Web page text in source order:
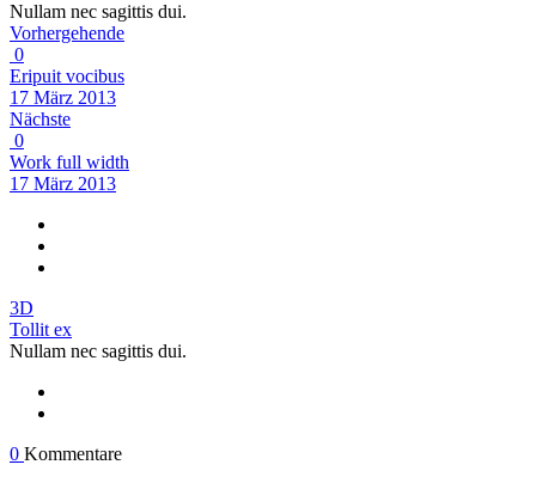
Nullam nec sagittis dui.
Vorhergehende
0
Eripuit vocibus
17 März 2013
Nächste
0
Work full width
17 März 2013
3D
Tollit ex
Nullam nec sagittis dui.
0 Kommentare